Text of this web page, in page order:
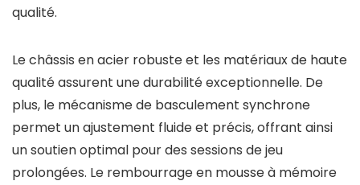
qualité.
Le châssis en acier robuste et les matériaux de haute
qualité assurent une durabilité exceptionnelle. De
plus, le mécanisme de basculement synchrone
permet un ajustement fluide et précis, offrant ainsi
un soutien optimal pour des sessions de jeu
prolongées. Le rembourrage en mousse à mémoire